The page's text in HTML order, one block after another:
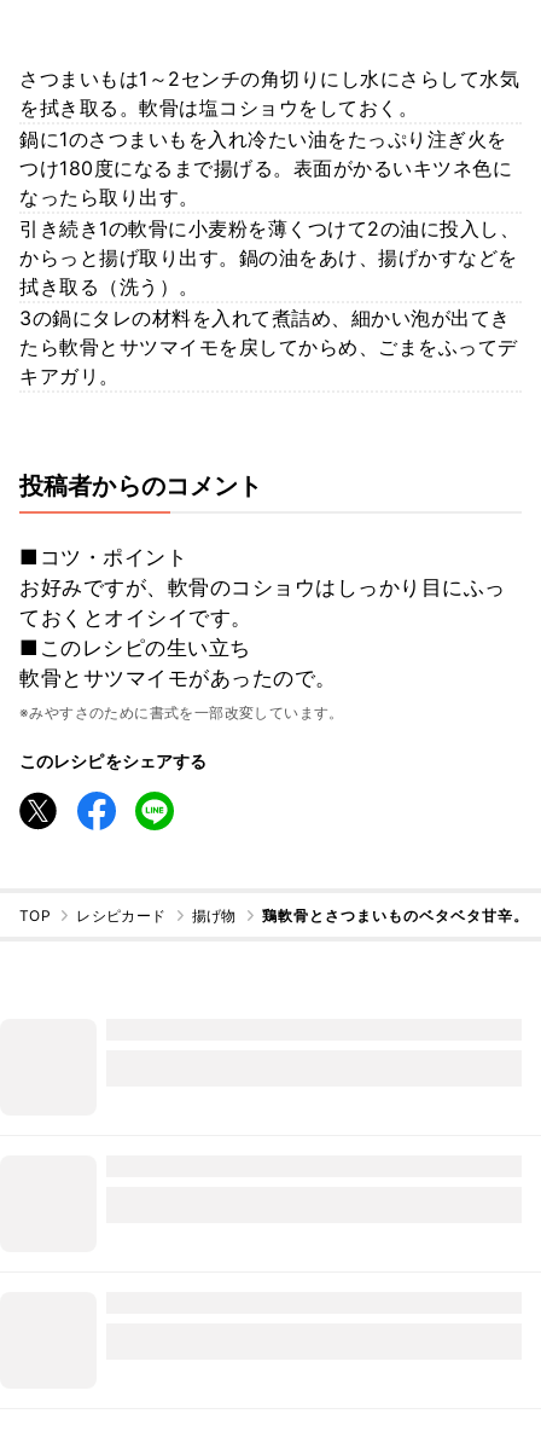
さつまいもは1～2センチの角切りにし水にさらして水気
を拭き取る。軟骨は塩コショウをしておく。
鍋に1のさつまいもを入れ冷たい油をたっぷり注ぎ火を
つけ180度になるまで揚げる。表面がかるいキツネ色に
なったら取り出す。
引き続き1の軟骨に小麦粉を薄くつけて2の油に投入し、
からっと揚げ取り出す。鍋の油をあけ、揚げかすなどを
拭き取る（洗う）。
3の鍋にタレの材料を入れて煮詰め、細かい泡が出てき
たら軟骨とサツマイモを戻してからめ、ごまをふってデ
キアガリ。
投稿者からのコメント
■コツ・ポイント
お好みですが、軟骨のコショウはしっかり目にふっ
ておくとオイシイです。
■このレシピの生い立ち
軟骨とサツマイモがあったので。
※みやすさのために書式を一部改変しています。
このレシピをシェアする
TOP レシピカード 揚げ物 鶏軟骨とさつまいものベタベタ甘辛。